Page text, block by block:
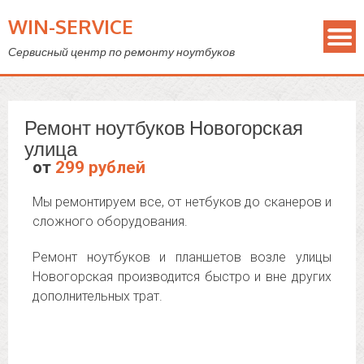
WIN-SERVICE
Сервисный центр по ремонту ноутбуков
Ремонт ноутбуков Новогорская
улица
от 299 рублей
Мы ремонтируем все, от нетбуков до сканеров и
сложного оборудования.
Ремонт ноутбуков и планшетов возле улицы
Новогорская производится быстро и вне других
дополнительных трат.